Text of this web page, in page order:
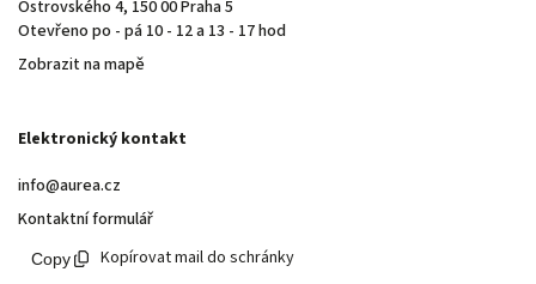
Ostrovského 4, 150 00 Praha 5
Otevřeno po - pá 10 - 12 a 13 - 17 hod
Zobrazit na mapě
Elektronický kontakt
info@aurea.cz
Kontaktní formulář
Kopírovat mail do schránky